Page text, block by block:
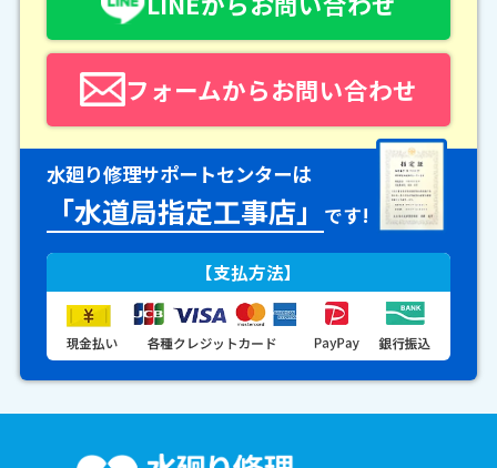
フォームからお問い合わせ
水廻り修理サポートセンターは
「水道局指定工事店」 です!
【支払方法】